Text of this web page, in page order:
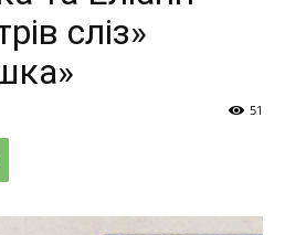
сліз»
51